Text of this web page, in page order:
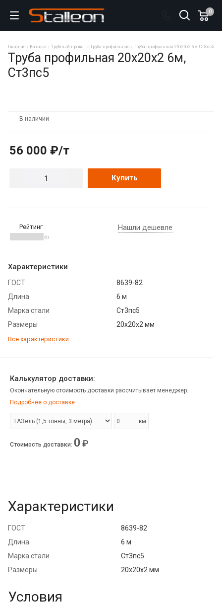
0
Главная Каталог Трубный прокат Труба профильная Труба профильная 20х20х2 6м, Ст3пс5
Труба профильная 20х20х2 6м,
Ст3пс5
В наличии
56 000 ₽/т
Купить
Рейтинг
(0)
Нашли дешевле
Характеристики
ГОСТ
8639-82
Длина
6 м
Марка стали
Ст3пс5
Размеры
20х20х2 мм
Все характеристики
Калькулятор доставки:
Окончательную стоимость доставки рассчитывает менеджер.
Подробнее о доставке
км
Стоимость доставки: 0 ₽
Характеристики
ГОСТ
8639-82
Длина
6 м
Марка стали
Ст3пс5
Размеры
20х20х2 мм
Условия